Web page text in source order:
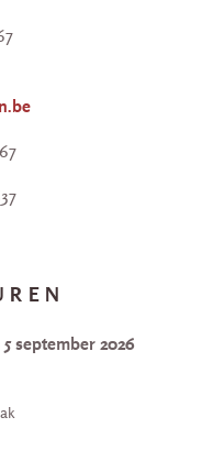
september 2026